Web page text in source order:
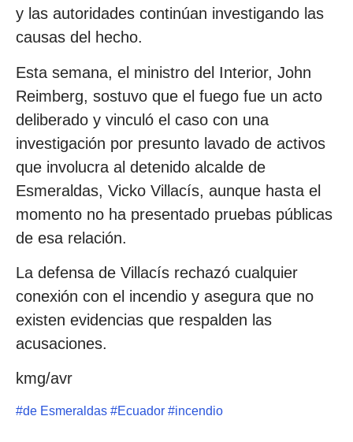
y las autoridades continúan investigando las
causas del hecho.
Esta semana, el ministro del Interior, John
Reimberg, sostuvo que el fuego fue un acto
deliberado y vinculó el caso con una
investigación por presunto lavado de activos
que involucra al detenido alcalde de
Esmeraldas, Vicko Villacís, aunque hasta el
momento no ha presentado pruebas públicas
de esa relación.
La defensa de Villacís rechazó cualquier
conexión con el incendio y asegura que no
existen evidencias que respalden las
acusaciones.
kmg/avr
#de Esmeraldas #Ecuador #incendio